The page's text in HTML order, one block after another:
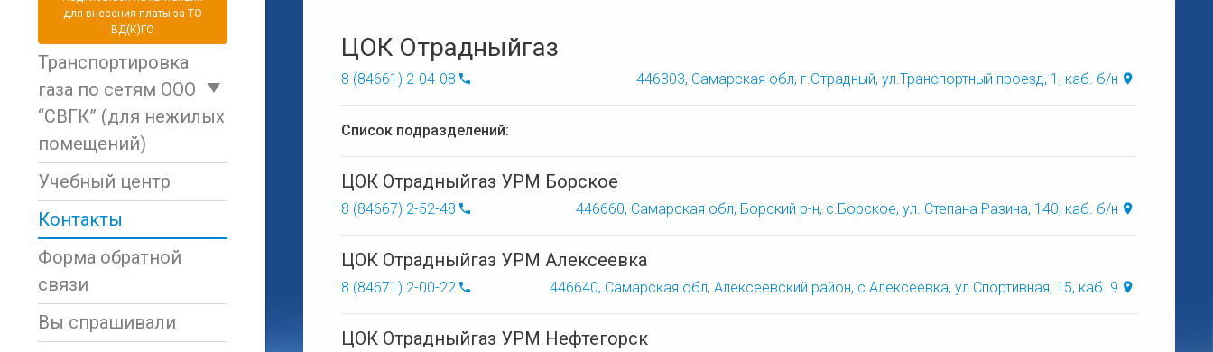
для внесения платы за ТО
ВД(К)ГО
Транспортировка
газа по сетям ООО
“СВГК” (для нежилых
помещений)
Учебный центр
Контакты
Форма обратной
связи
Вы спрашивали
ЦОК Отрадныйгаз
446303, Самарская обл, г.Отрадный, ул.Транспортный проезд, 1, каб. б/н
8 (84661) 2-04-08
Список подразделений:
ЦОК Отрадныйгаз УРМ Борское
446660, Самарская обл, Борский р-н, с.Борское, ул. Степана Разина, 140, каб. б/н
8 (84667) 2-52-48
ЦОК Отрадныйгаз УРМ Алексеевка
446640, Самарская обл, Алексеевский район, с.Алексеевка, ул.Спортивная, 15, каб. 9
8 (84671) 2-00-22
ЦОК Отрадныйгаз УРМ Нефтегорск